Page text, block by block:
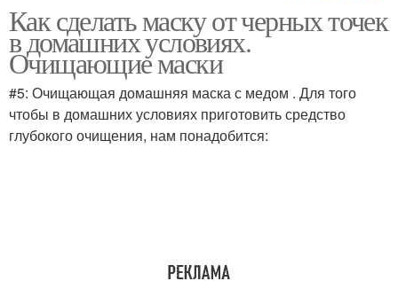
Условия без желатина
Как сделать маску от черных точек
в домашних условиях.
Очищающие маски
#5: Очищающая домашняя маска с медом . Для того
чтобы в домашних условиях приготовить средство
глубокого очищения, нам понадобится: